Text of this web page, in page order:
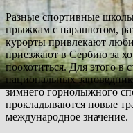
Разные спортивные
прыжкам с парашютом,
курорты привлекают
приезжают в Сербию за
поохотиться. Для этого в
национальных
зимнего горнолыжного
прокладываются новые
международное значение.